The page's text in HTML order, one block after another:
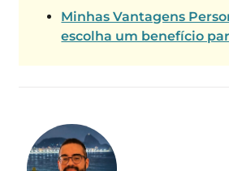
Minhas Vantagens
escolha um benefício